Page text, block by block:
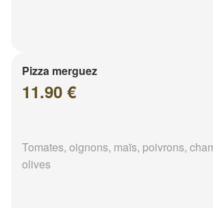
Pizza merguez
11.90 €
Tomates, oignons, maïs, poivrons,
olives